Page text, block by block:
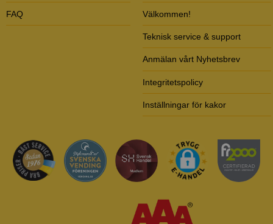
FAQ Välkommen!
Teknisk service & support
Anmälan vårt Nyhetsbrev
Integritetspolicy
Inställningar för kakor